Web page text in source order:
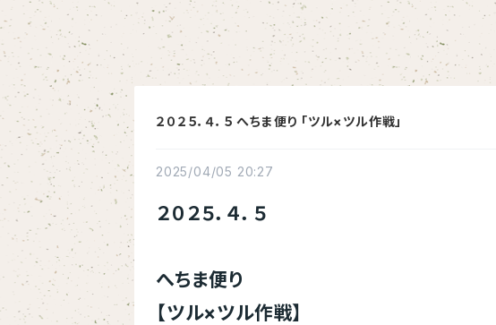
２０２５．４．５ へちま便り 「ツル×ツル作戦」
2025/04/05 20:27
２０２５．４．５
へちま便り
【ツル×ツル作戦】